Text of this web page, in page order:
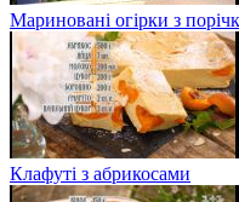
Мариновані огірки з
Клафуті з абрикосами